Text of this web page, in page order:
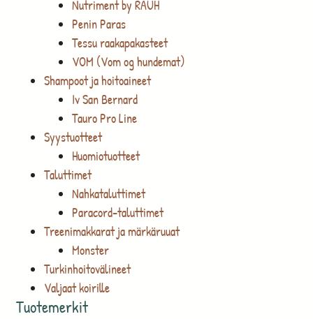
Nutriment by RAUH
Penin Paras
Tessu raakapakasteet
VOM (Vom og hundemat)
Shampoot ja hoitoaineet
Iv San Bernard
Tauro Pro Line
Syystuotteet
Huomiotuotteet
Taluttimet
Nahkataluttimet
Paracord-taluttimet
Treenimakkarat ja märkäruuat
Monster
Turkinhoitovälineet
Valjaat koirille
Tuotemerkit